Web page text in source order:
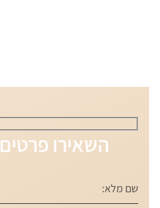
השאירו פרטים